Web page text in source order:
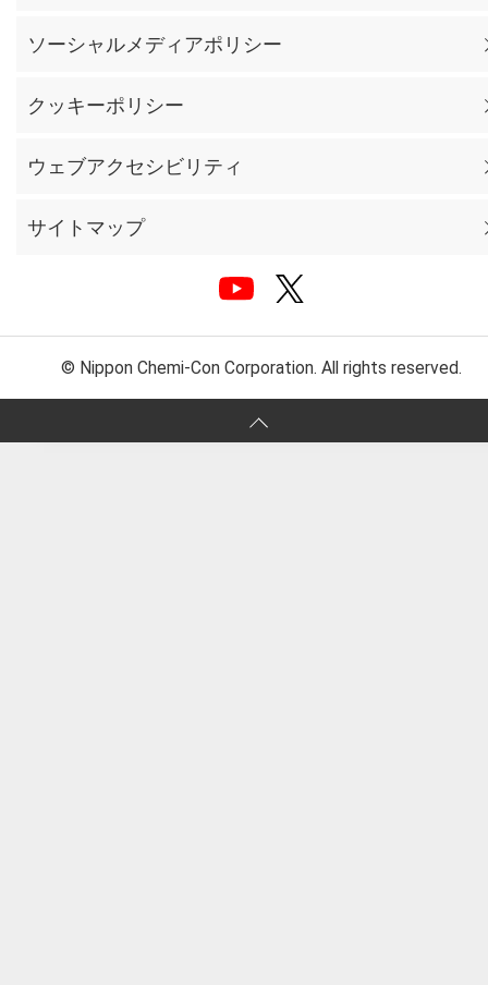
ソーシャルメディアポリシー
クッキーポリシー
ウェブアクセシビリティ
サイトマップ
© Nippon Chemi-Con Corporation. All rights reserved.